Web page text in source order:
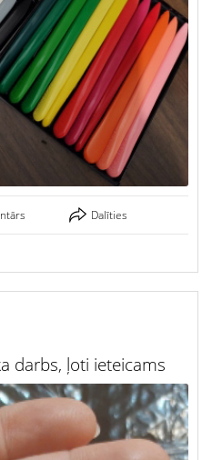
Dalīties
darbs, ļoti ieteicams